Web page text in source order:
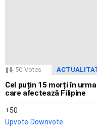
50 Votes
Cel puțin 15 morți în
care afectează Filipine
50
Upvote Downvote